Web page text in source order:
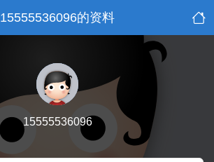
15555536096的资料
15555536096